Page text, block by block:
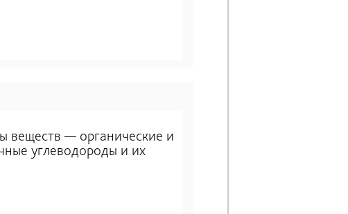
веществ — органические и
углеводороды и их